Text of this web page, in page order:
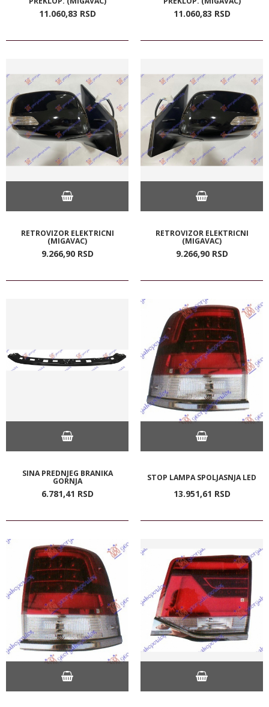
11.060,83 RSD 11.060,83 RSD
RETROVIZOR ELEKTRICNI
(MIGAVAC)
9.266,90 RSD
RETROVIZOR ELEKTRICNI
(MIGAVAC)
9.266,90 RSD
SINA PREDNJEG BRANIKA
GORNJA
6.781,41 RSD
STOP LAMPA SPOLJASNJA LED
13.951,61 RSD